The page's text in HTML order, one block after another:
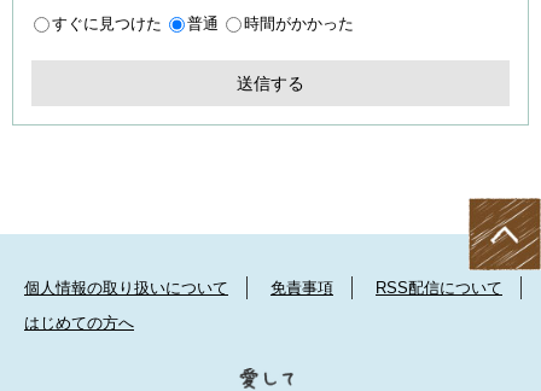
すぐに見つけた 普通 時間がかかった
個人情報の取り扱いについて 免責事項
RSS配信について
はじめての方へ